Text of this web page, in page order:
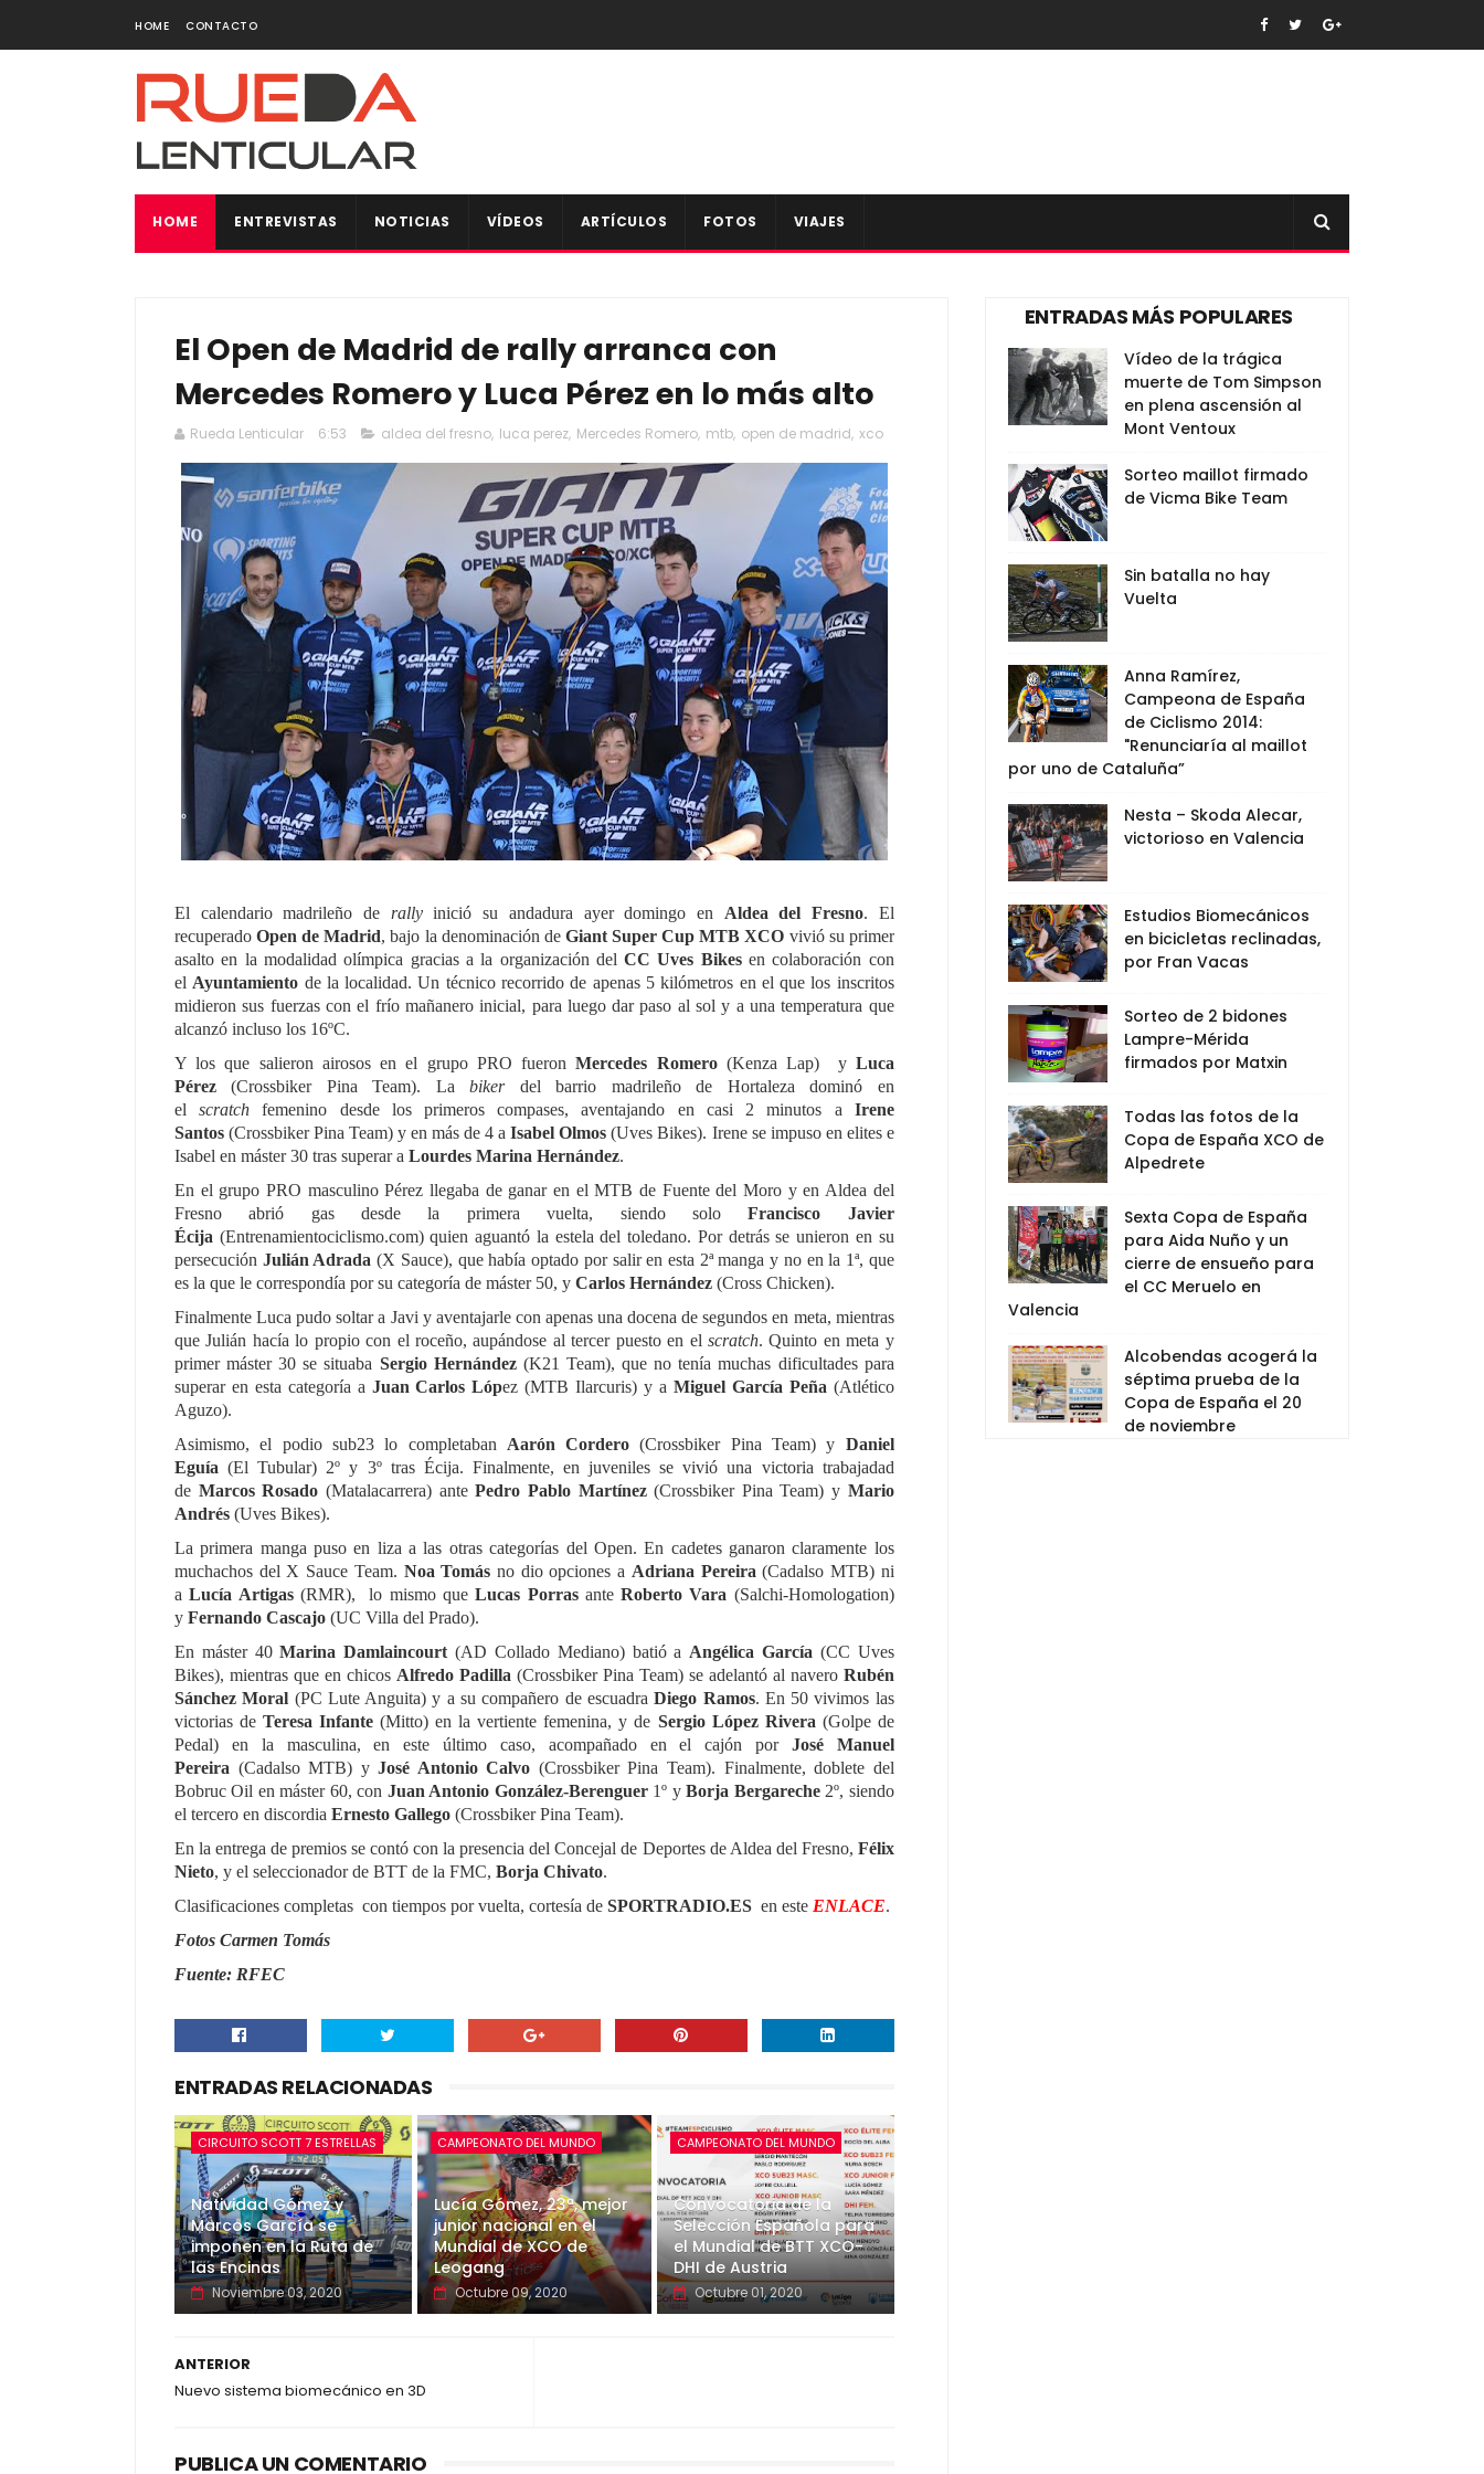
HOME CONTACTO
HOME ENTREVISTAS NOTICIAS VÍDEOS ARTÍCULOS FOTOS VIAJES
El Open de Madrid de rally arranca con
Mercedes Romero y Luca Pérez en lo más alto
Rueda Lenticular 6:53 aldea del fresno, luca perez, Mercedes Romero, mtb, open de madrid, xco
El calendario madrileño de rallyinició su andadura ayer domingo en Aldea del Fresno. El
recuperadoOpen de Madrid, bajo la denominación de Giant Super Cup MTB XCO vivió su primer
asalto en la modalidad olímpica gracias a la organización delCC Uves Bikesen colaboración con
el Ayuntamiento de la localidad. Un técnico recorrido de apenas 5 kilómetros en el que los inscritos
midieron sus fuerzas con el frío mañanero inicial, para luego dar paso al sol y a una temperatura que
alcanzó incluso los 16ºC.
Y los que salieron airosos en el grupo PRO fueronMercedes Romero(Kenza Lap) y Luca
Pérez (Crossbiker Pina Team). Labikerdel barrio madrileño de Hortaleza dominó en
elscratch femenino desde los primeros compases, aventajando en casi 2 minutos a Irene
Santos (Crossbiker Pina Team) y en más de 4 aIsabel Olmos (Uves Bikes). Irene se impuso en elites e
Isabel en máster 30 tras superar a Lourdes Marina Hernández.
En el grupo PRO masculino Pérez llegaba de ganar en el MTB de Fuente del Moro y en Aldea del
Fresno abrió gas desde la primera vuelta, siendo soloFrancisco Javier
Écija (Entrenamientociclismo.com) quien aguantó la estela del toledano. Por detrás se unieron en su
persecución Julián Adrada (X Sauce), que había optado por salir en esta 2ª manga y no en la 1ª, que
es la que le correspondía por su categoría de máster 50, y Carlos Hernández (Cross Chicken).
Finalmente Luca pudo soltar a Javi y aventajarle con apenas una docena de segundos en meta, mientras
que Julián hacía lo propio con el roceño, aupándose al tercer puesto en el scratch. Quinto en meta y
primer máster 30 se situaba Sergio Hernández(K21 Team), que no tenía muchas dificultades para
superar en esta categoría a Juan Carlos López (MTB Ilarcuris) y a Miguel García Peña (Atlético
Aguzo).
Asimismo, el podio sub23 lo completaban Aarón Cordero (Crossbiker Pina Team) y Daniel
Eguía (El Tubular) 2º y 3º tras Écija. Finalmente, en juveniles se vivió una victoria trabajadad
de Marcos Rosado (Matalacarrera) antePedro Pablo Martínez(Crossbiker Pina Team) y Mario
Andrés (Uves Bikes).
La primera manga puso en liza a las otras categorías del Open. En cadetes ganaron claramente los
muchachos del X Sauce Team. Noa Tomás no dio opciones a Adriana Pereira (Cadalso MTB) ni
aLucía Artigas(RMR), lo mismo queLucas PorrasanteRoberto Vara (Salchi-Homologation)
y Fernando Cascajo (UC Villa del Prado).
En máster 40Marina Damlaincourt (AD Collado Mediano) batió a Angélica García (CC Uves
Bikes), mientras que en chicos Alfredo Padilla (Crossbiker Pina Team) se adelantó al navero Rubén
Sánchez Moral (PC Lute Anguita) y a su compañero de escuadraDiego Ramos. En 50 vivimos las
victorias deTeresa Infante (Mitto) en la vertiente femenina, y de Sergio López Rivera (Golpe de
Pedal) en la masculina, en este último caso, acompañado en el cajón por José Manuel
Pereira (Cadalso MTB) yJosé Antonio Calvo (Crossbiker Pina Team). Finalmente, doblete del
Bobruc Oil en máster 60, con Juan Antonio González-Berenguer1º yBorja Bergareche2º, siendo
el tercero en discordia Ernesto Gallego (Crossbiker Pina Team).
En la entrega de premios se contó con la presencia del Concejal de Deportes de Aldea del Fresno, Félix
Nieto, y el seleccionador de BTT de la FMC, Borja Chivato.
Clasificaciones completas con tiempos por vuelta, cortesía de SPORTRADIO.ES en este ENLACE.
Fotos Carmen Tomás
Fuente: RFEC
ENTRADAS RELACIONADAS
CIRCUITO SCOTT 7 ESTRELLAS
Natividad Gómez y
Marcos García se
imponen en la Ruta de
las Encinas
Noviembre 03, 2020
CAMPEONATO DEL MUNDO
Lucía Gómez, 23ª, mejor
junior nacional en el
Mundial de XCO de
Leogang
Octubre 09, 2020
CAMPEONATO DEL MUNDO
Convocatoria de la
Selección Española para
el Mundial de BTT XCO-
DHI de Austria
Octubre 01, 2020
ANTERIOR
Nuevo sistema biomecánico en 3D
PUBLICA UN COMENTARIO
ENTRADAS MÁS POPULARES
Vídeo de la trágica
muerte de Tom Simpson
en plena ascensión al
Mont Ventoux
Sorteo maillot firmado
de Vicma Bike Team
Sin batalla no hay
Vuelta
Anna Ramírez,
Campeona de España
de Ciclismo 2014:
"Renunciaría al maillot
por uno de Cataluña”
Nesta – Skoda Alecar,
victorioso en Valencia
Estudios Biomecánicos
en bicicletas reclinadas,
por Fran Vacas
Sorteo de 2 bidones
Lampre-Mérida
firmados por Matxin
Todas las fotos de la
Copa de España XCO de
Alpedrete
Sexta Copa de España
para Aida Nuño y un
cierre de ensueño para
el CC Meruelo en
Valencia
Alcobendas acogerá la
séptima prueba de la
Copa de España el 20
de noviembre